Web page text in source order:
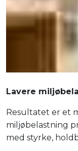
Lavere
Resultatet er et
miljøbelastning
med styrke,